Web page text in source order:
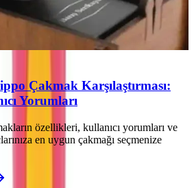
Çakmak Karşılaştırması:
Yorumları
özellikleri, kullanıcı yorumları ve
en uygun çakmağı seçmenize